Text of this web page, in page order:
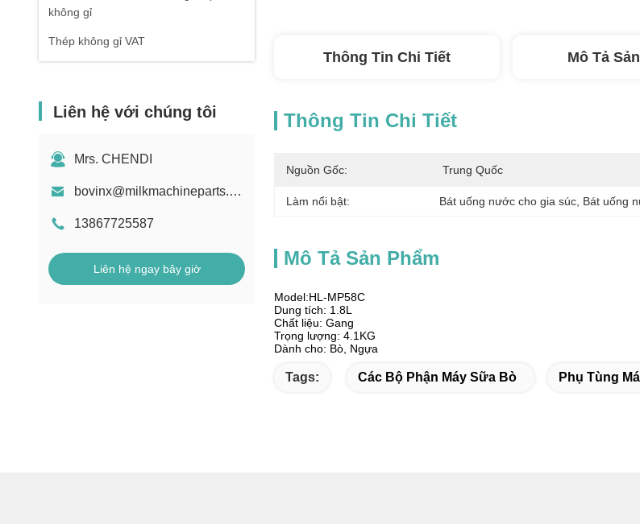
không gỉ
Thép không gỉ VAT
Liên hệ với chúng tôi
Mrs. CHENDI
bovinx@milkmachineparts.com
13867725587
Liên hệ ngay bây giờ
Thông Tin Chi Tiết Mô Tả
Thông Tin Chi Tiết
Nguồn Gốc: Trung Quốc
Làm nổi bật: Bát uống nước cho gia súc, Bát uống
Mô Tả Sản Phẩm
Model:HL-MP58C
Dung tích: 1.8L
Chất liệu: Gang
Trọng lượng: 4.1KG
Dành cho: Bò, Ngựa
Tags: Các Bộ Phận Máy Sữa Bò Phụ Tùng